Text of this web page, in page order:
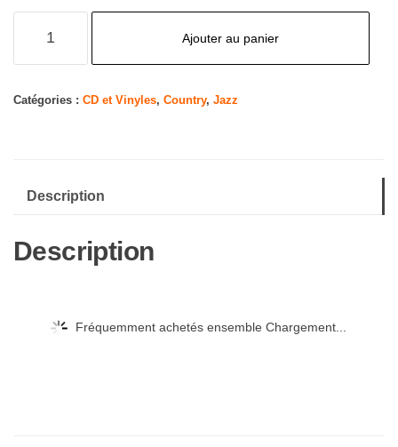
Over
Ajouter au panier
Catégories : CD et Vinyles, Country, Jazz
Description
Description
Fréquemment achetés ensemble Chargement...